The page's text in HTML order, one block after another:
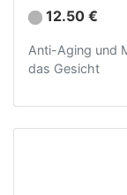
12.50 €
Anti-Aging und
das Gesicht